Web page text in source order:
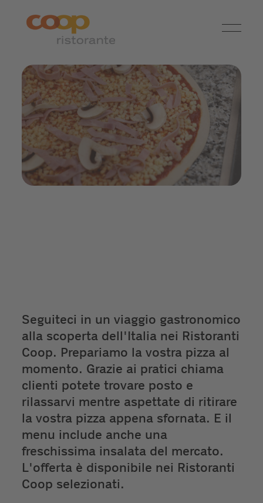
Seguiteci in un viaggio gastronomico
alla scoperta dell'Italia nei Ristoranti
Coop. Prepariamo la vostra pizza al
momento. Grazie ai pratici chiama
clienti potete trovare posto e
rilassarvi mentre aspettate di ritirare
la vostra pizza appena sfornata. E il
menu include anche una
freschissima insalata del mercato.
L'offerta è disponibile nei Ristoranti
Coop selezionati.